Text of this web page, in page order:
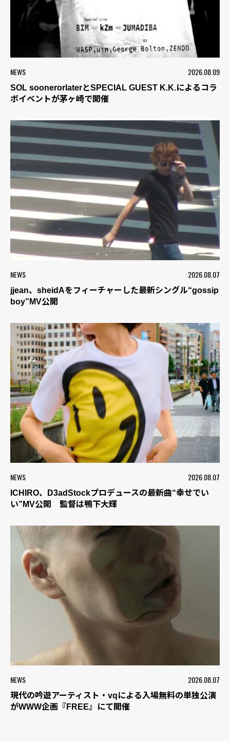
NEWS 2026.08.09
SOL soonerorlaterとSPECIAL GUEST K.K.によるコラ
ボイベントが茅ヶ崎で開催
NEWS 2026.08.07
jjean、sheidAをフィーチャーした最新シングル“gossip
boy”MV公開
NEWS 2026.08.07
ICHIRO、D3adStockプロデュースの最新曲“幸せでい
い”MV公開 監督は鴨下大輝
NEWS 2026.08.07
現代の吟遊アーティスト・vqによる入場無料の単独公演
がWWW企画『FREE』にて開催